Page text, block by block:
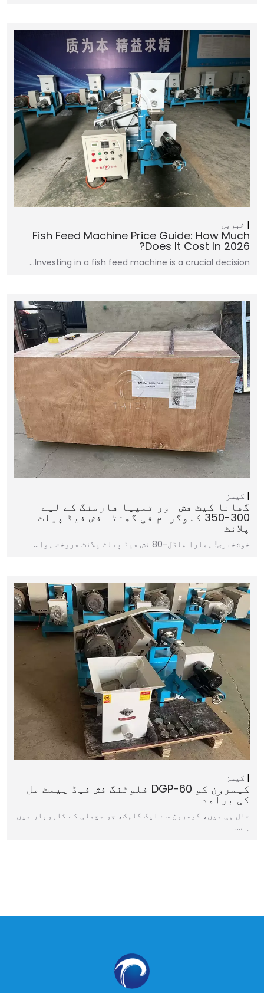
خبریں
Fish Feed Machine Price Guide: How Much
Does It Cost In 2026?
Investing in a fish feed machine is a crucial decision…
کیسز
گھانا کیٹ فش اور تلپیا فارمنگ کے لیے
300-350 کلوگرام فی گھنٹہ فش فیڈ پیلٹ
پلانٹ
خوشخبری! ہمارا ماڈل-80 فش فیڈ پیلٹ پلانٹ فروخت ہوا…
کیسز
کیمرون کو DGP-60 فلوٹنگ فش فیڈ پیلٹ مل
کی برآمد
حال ہی میں، کیمرون سے ایک گاہک، جو مچھلی کے کاروبار میں
ہے…